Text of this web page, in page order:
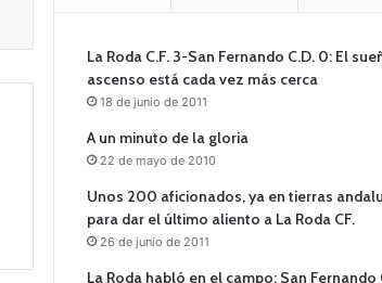
La Roda C.F. 3-San Fernando C.D. 0: El
ascenso está cada vez más cerca
18 de junio de 2011
A un minuto de la gloria
22 de mayo de 2010
Unos 200 aficionados, ya en tierras
para dar el último aliento a La Roda CF.
26 de junio de 2011
La Roda habló en el campo: San Fernando